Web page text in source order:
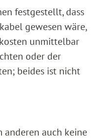
festgestellt, dass
gewesen wäre,
unmittelbar
oder der
beides ist nicht
anderen auch keine